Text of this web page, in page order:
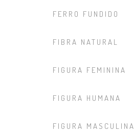
FERRO FUNDIDO
FIBRA NATURAL
FIGURA FEMININA
FIGURA HUMANA
FIGURA MASCULINA